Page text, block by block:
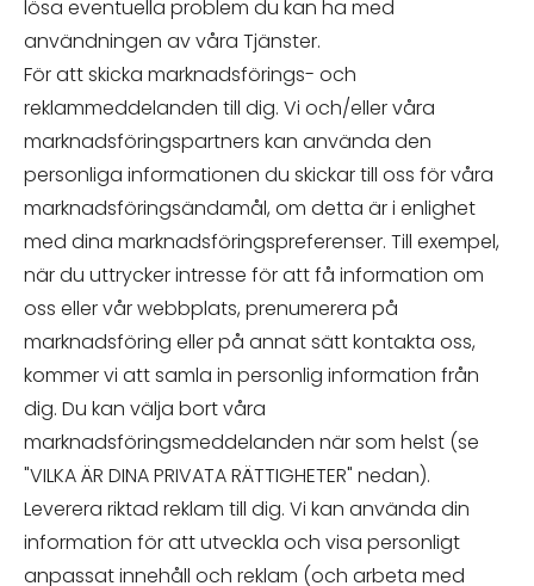
lösa eventuella problem du kan ha med
användningen av våra Tjänster.
För att skicka marknadsförings- och
reklammeddelanden till dig. Vi och/eller våra
marknadsföringspartners kan använda den
personliga informationen du skickar till oss för våra
marknadsföringsändamål, om detta är i enlighet
med dina marknadsföringspreferenser. Till exempel,
när du uttrycker intresse för att få information om
oss eller vår webbplats, prenumerera på
marknadsföring eller på annat sätt kontakta oss,
kommer vi att samla in personlig information från
dig. Du kan välja bort våra
marknadsföringsmeddelanden när som helst (se
"VILKA ÄR DINA PRIVATA RÄTTIGHETER" nedan).
Leverera riktad reklam till dig. Vi kan använda din
information för att utveckla och visa personligt
anpassat innehåll och reklam (och arbeta med